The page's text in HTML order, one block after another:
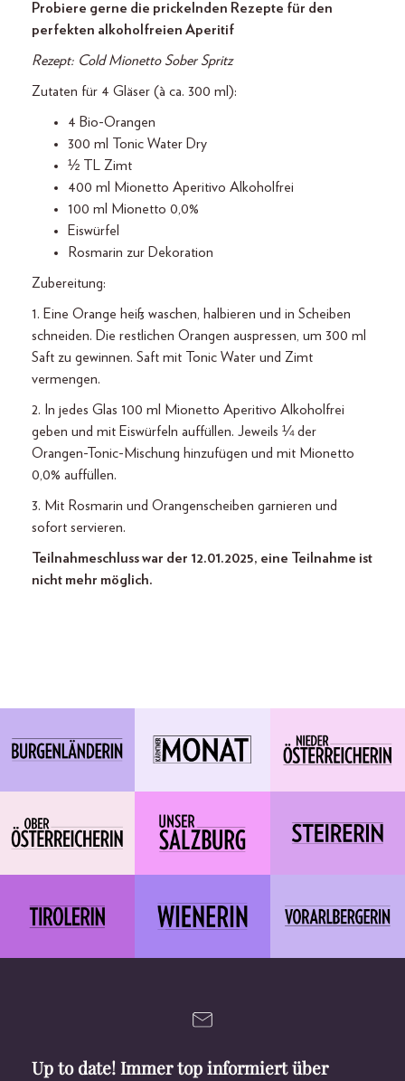
Probiere gerne die prickelnden Rezepte für den
perfekten alkoholfreien Aperitif
Rezept: Cold Mionetto Sober Spritz
Zutaten für 4 Gläser (à ca. 300 ml):
4 Bio-Orangen
300 ml Tonic Water Dry
½ TL Zimt
400 ml Mionetto Aperitivo Alkoholfrei
100 ml Mionetto 0,0%
Eiswürfel
Rosmarin zur Dekoration
Zubereitung:
1. Eine Orange heiß waschen, halbieren und in Scheiben
schneiden. Die restlichen Orangen auspressen, um 300 ml
Saft zu gewinnen. Saft mit Tonic Water und Zimt
vermengen.
2. In jedes Glas 100 ml Mionetto Aperitivo Alkoholfrei
geben und mit Eiswürfeln auffüllen. Jeweils ¼ der
Orangen-Tonic-Mischung hinzufügen und mit Mionetto
0,0% auffüllen.
3. Mit Rosmarin und Orangenscheiben garnieren und
sofort servieren.
Teilnahmeschluss war der 12.01.2025, eine Teilnahme ist
nicht mehr möglich.
Up to date! Immer top informiert über